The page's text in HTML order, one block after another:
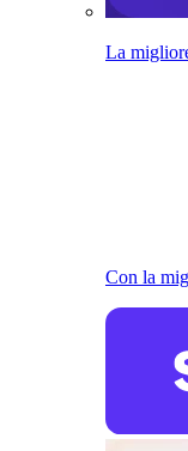
La
Con la